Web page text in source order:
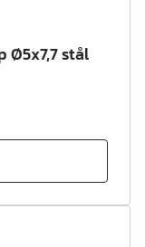
Ø5x7,7 stål